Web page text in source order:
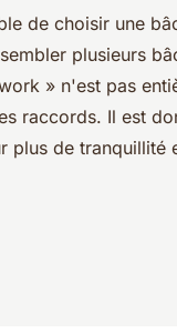
de choisir une
plusieurs
» n'est pas
raccords. Il est
plus de tranquillité